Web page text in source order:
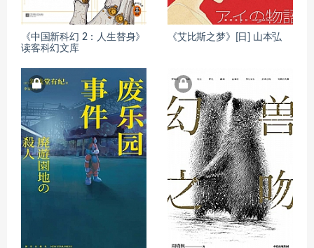
《中国新科幻 2：人生替身》
读客科幻文库
《艾比斯之梦》[日] 山本弘